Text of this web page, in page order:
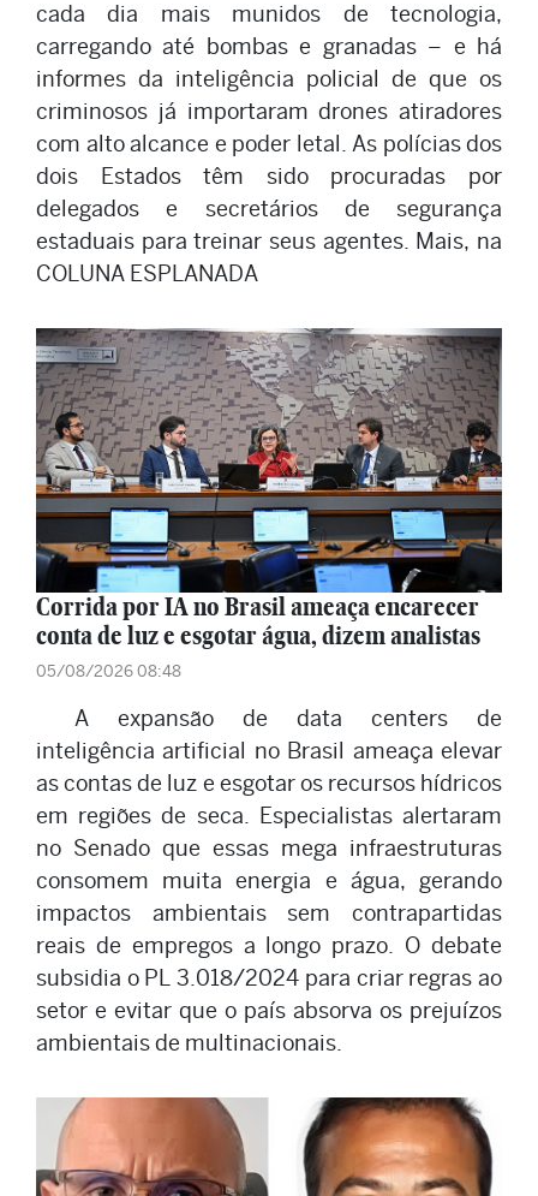
cada dia mais munidos de tecnologia,
carregando até bombas e granadas – e há
informes da inteligência policial de que os
criminosos já importaram drones atiradores
com alto alcance e poder letal. As polícias dos
dois Estados têm sido procuradas por
delegados e secretários de segurança
estaduais para treinar seus agentes. Mais, na
COLUNA ESPLANADA
Corrida por IA no Brasil ameaça encarecer
conta de luz e esgotar água, dizem analistas
05/08/2026 08:48
A expansão de data centers de
inteligência artificial no Brasil ameaça elevar
as contas de luz e esgotar os recursos hídricos
em regiões de seca. Especialistas alertaram
no Senado que essas mega infraestruturas
consomem muita energia e água, gerando
impactos ambientais sem contrapartidas
reais de empregos a longo prazo. O debate
subsidia o PL 3.018/2024 para criar regras ao
setor e evitar que o país absorva os prejuízos
ambientais de multinacionais.